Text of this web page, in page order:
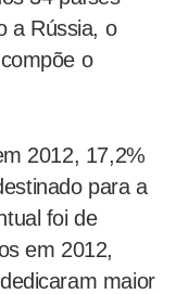
a Rússia, o
o
2012, 17,2%
para a
foi de
em 2012,
maior